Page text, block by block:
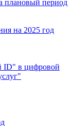
плановый период
на 2025 год
ID" в цифровой